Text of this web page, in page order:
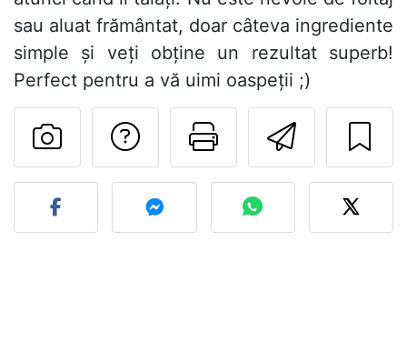
sau aluat frământat, doar câteva ingrediente
simple și veți obține un rezultat superb!
Perfect pentru a vă uimi oaspeții ;)
Printează
Adresează o
Postează o poză cu